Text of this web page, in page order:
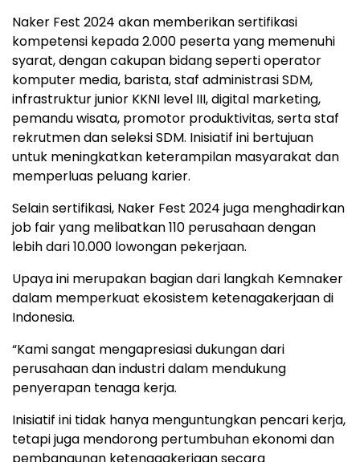
Naker Fest 2024 akan memberikan sertifikasi
kompetensi kepada 2.000 peserta yang memenuhi
syarat, dengan cakupan bidang seperti operator
komputer media, barista, staf administrasi SDM,
infrastruktur junior KKNI level III, digital marketing,
pemandu wisata, promotor produktivitas, serta staf
rekrutmen dan seleksi SDM. Inisiatif ini bertujuan
untuk meningkatkan keterampilan masyarakat dan
memperluas peluang karier.
Selain sertifikasi, Naker Fest 2024 juga menghadirkan
job fair yang melibatkan 110 perusahaan dengan
lebih dari 10.000 lowongan pekerjaan.
Upaya ini merupakan bagian dari langkah Kemnaker
dalam memperkuat ekosistem ketenagakerjaan di
Indonesia.
“Kami sangat mengapresiasi dukungan dari
perusahaan dan industri dalam mendukung
penyerapan tenaga kerja.
Inisiatif ini tidak hanya menguntungkan pencari kerja,
tetapi juga mendorong pertumbuhan ekonomi dan